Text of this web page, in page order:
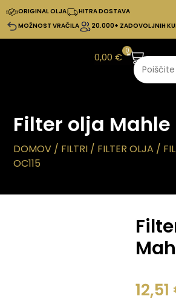
ORIGINAL OLJA
HITRA DOSTAVA
MOŽNOST VRAČILA
20.000+ ZADOVOLJNIH
0,00€
0
Filter olja Mahle
DOMOV / FILTRI / FILTER OLJA /
OC115
12,51